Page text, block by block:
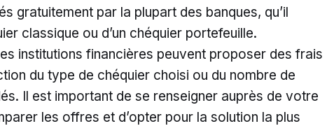
gratuitement par la plupart des banques, qu’il
classique ou d’un chéquier portefeuille.
institutions financières peuvent proposer des frais
du type de chéquier choisi ou du nombre de
Il est important de se renseigner auprès de votre
les offres et d’opter pour la solution la plus